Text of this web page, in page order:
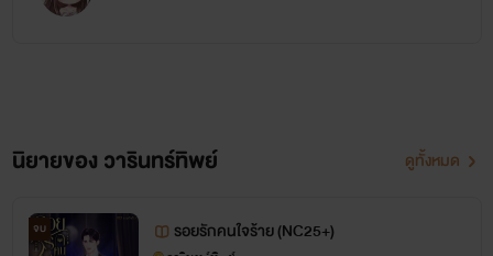
นิยายของ วารินทร์ทิพย์ ดูทั้งหมด
จบ รอยรักคนใจร้าย (NC25+)